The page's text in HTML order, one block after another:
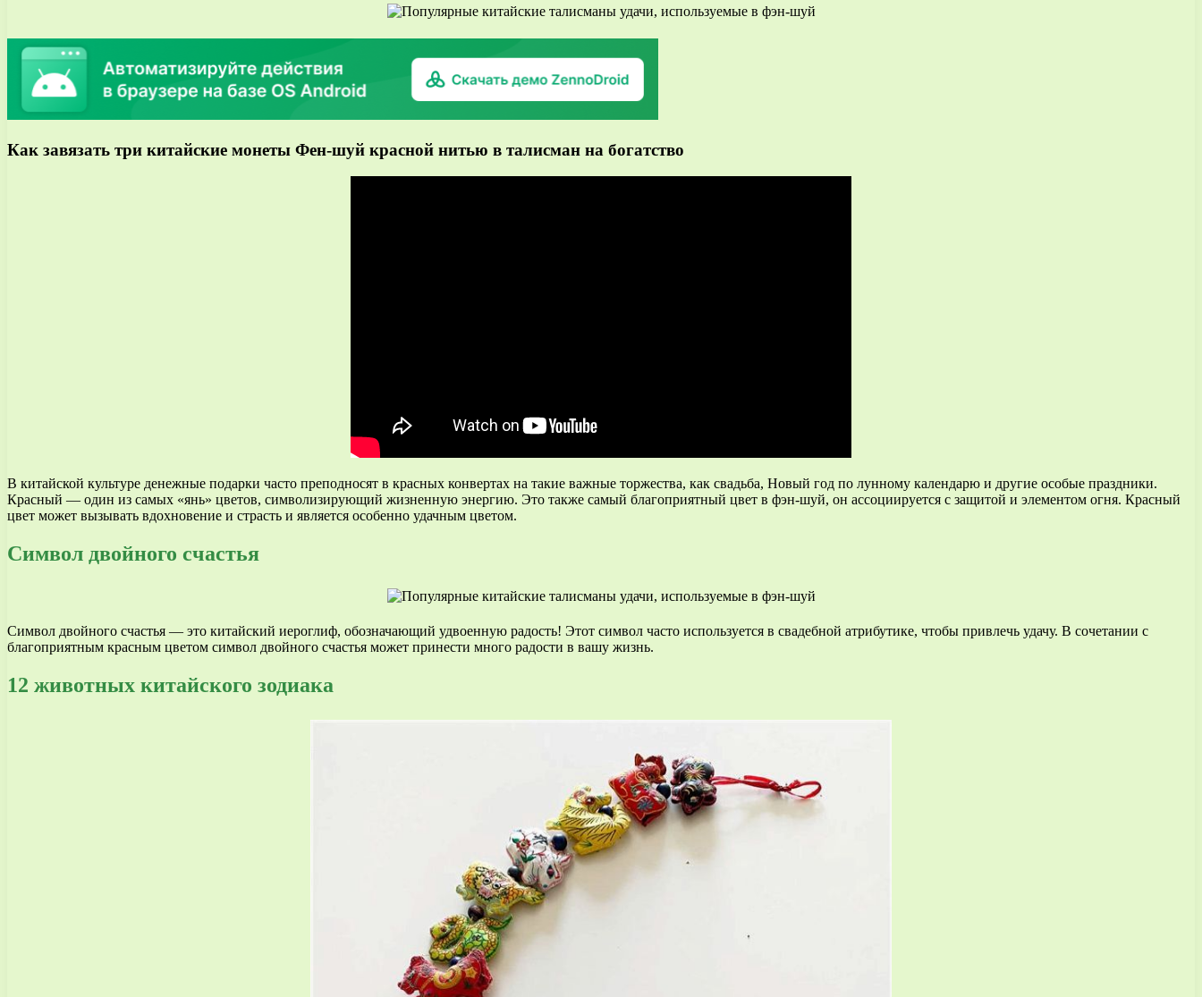
Как завязать три китайские монеты Фен-шуй красной нитью в талисман на богатство
В китайской культуре денежные подарки часто преподносят в красных конвертах на такие важные торжества, как свадьба, Новый год по лунному календарю и другие особые праздники.
Красный — один из самых «янь» цветов, символизирующий жизненную энергию. Это также самый благоприятный цвет в фэн-шуй, он ассоциируется с защитой и элементом огня. Красный
цвет может вызывать вдохновение и страсть и является особенно удачным цветом.
Символ двойного счастья
Символ двойного счастья — это китайский иероглиф, обозначающий удвоенную радость! Этот символ часто используется в свадебной атрибутике, чтобы привлечь удачу. В сочетании с
благоприятным красным цветом символ двойного счастья может принести много радости в вашу жизнь.
12 животных китайского зодиака